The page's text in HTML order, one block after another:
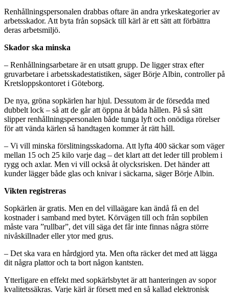
Renhållningspersonalen drabbas oftare än andra yrkeskategorier av
arbetsskador. Att byta från sopsäck till kärl är ett sätt att förbättra
deras arbetsmiljö.
Skador ska minska
– Renhållningsarbetare är en utsatt grupp. De ligger strax efter
gruvarbetare i arbetsskadestatistiken, säger Börje Albin, controller på
Kretsloppskontoret i Göteborg.
De nya, gröna sopkärlen har hjul. Dessutom är de försedda med
dubbelt lock – så att de går att öppna åt båda hållen. På så sätt
slipper renhållningspersonalen både tunga lyft och onödiga rörelser
för att vända kärlen så handtagen kommer åt rätt håll.
– Vi vill minska förslitningsskadorna. Att lyfta 400 säckar som väger
mellan 15 och 25 kilo varje dag – det klart att det leder till problem i
rygg och axlar. Men vi vill också åt olycksrisken. Det händer att
kunder lägger både glas och knivar i säckarna, säger Börje Albin.
Vikten registreras
Sopkärlen är gratis. Men en del villaägare kan ändå få en del
kostnader i samband med bytet. Körvägen till och från sopbilen
måste vara ”rullbar”, det vill säga det får inte finnas några större
nivåskillnader eller ytor med grus.
– Det ska vara en hårdgjord yta. Men ofta räcker det med att lägga
dit några plattor och ta bort någon kantsten.
Ytterligare en effekt med sopkärlsbytet är att hanteringen av sopor
kvalitetssäkras. Varje kärl är försett med en så kallad elektronisk